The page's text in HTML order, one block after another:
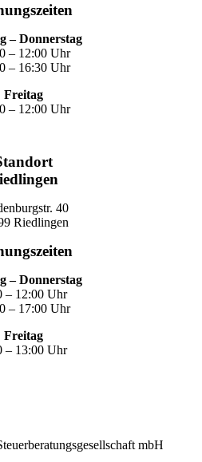
– Donnerstag
– 12:00 Uhr
– 16:30 Uhr
Freitag
– 12:00 Uhr
40
Riedlingen
– Donnerstag
– 12:00 Uhr
– 17:00 Uhr
Freitag
– 13:00 Uhr
mbH